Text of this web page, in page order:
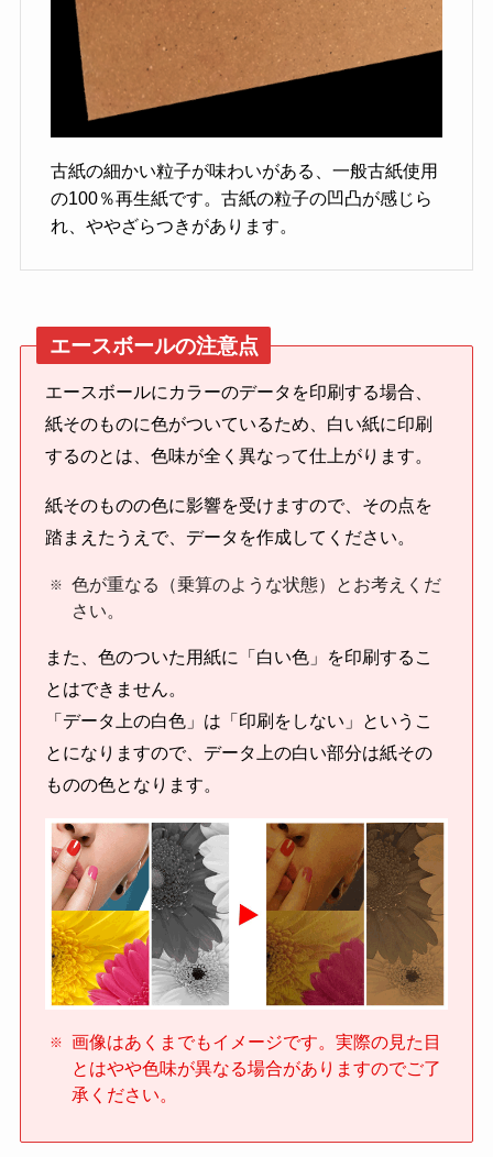
古紙の細かい粒子が味わいがある、一般古紙使用
の100％再生紙です。古紙の粒子の凹凸が感じら
れ、ややざらつきがあります。
エースボールの注意点
エースボールにカラーのデータを印刷する場合、
紙そのものに色がついているため、白い紙に印刷
するのとは、色味が全く異なって仕上がります。
紙そのものの色に影響を受けますので、その点を
踏まえたうえで、データを作成してください。
色が重なる（乗算のような状態）とお考えくだ
さい。
また、色のついた用紙に「白い色」を印刷するこ
とはできません。
「データ上の白色」は「印刷をしない」というこ
とになりますので、データ上の白い部分は紙その
ものの色となります。
画像はあくまでもイメージです。実際の見た目
とはやや色味が異なる場合がありますのでご了
承ください。